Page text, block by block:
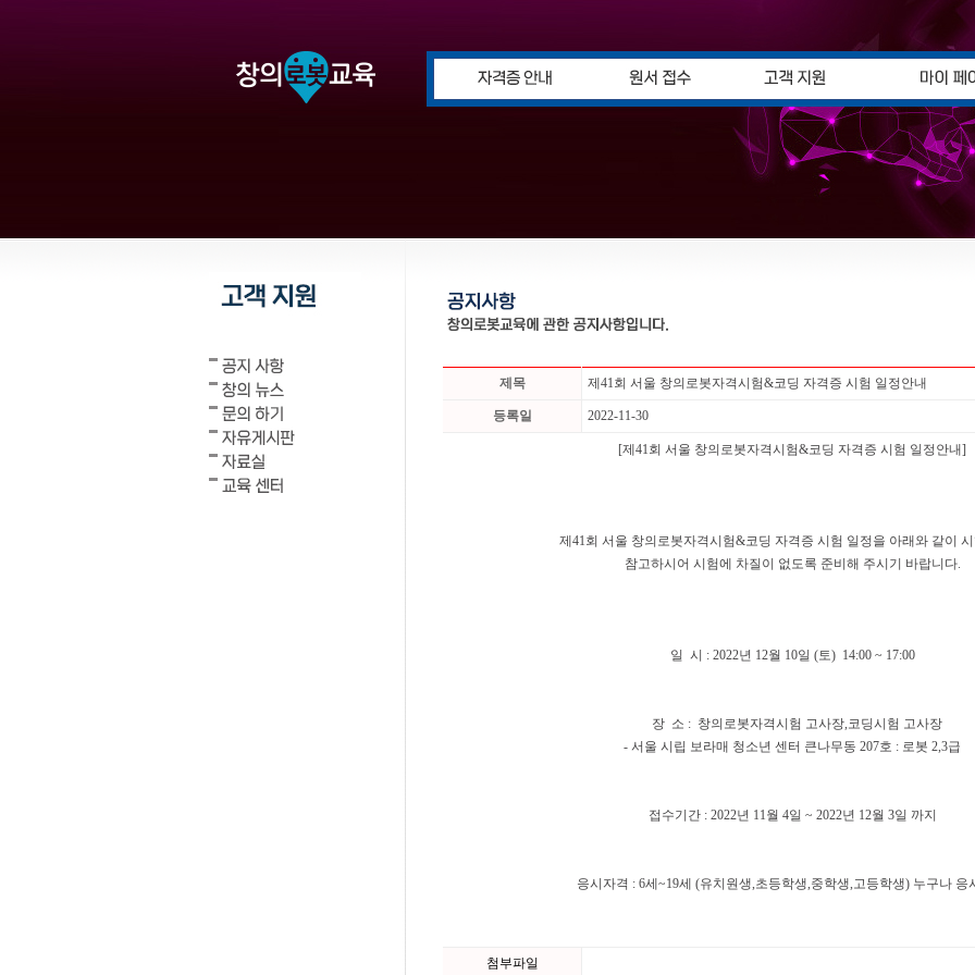
제목 제41회 서울 창의로봇자격시험&코딩 자격증 시험 일정안내
등록일 2022-11-30
[제41회 서울 창의로봇자격시험&코딩 자격증 시험 일정안내]
제41회 서울 창의로봇자격시험&코딩 자격증 시험 일정을 아래와 같이 시
참고하시어 시험에 차질이 없도록 준비해 주시기 바랍니다.
일 시 : 2022년 12월 10일 (토) 14:00 ~ 17:00
장 소 : 창의로봇자격시험 고사장,코딩시험 고사장
- 서울 시립 보라매 청소년 센터 큰나무동 207호 : 로봇 2,3급
접수기간 : 2022년 11월 4일 ~ 2022년 12월 3일 까지
응시자격 : 6세~19세 (유치원생,초등학생,중학생,고등학생) 누구나 응
첨부파일